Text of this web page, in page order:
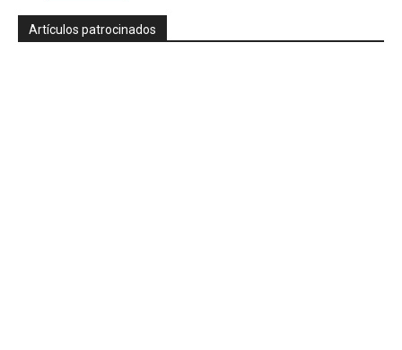
Artículos patrocinados